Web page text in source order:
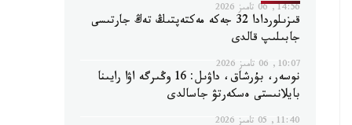
14:56, 06 تامىز 2026
قىزىلوردادا 32 جەكە مەكتەپتىڭ تەڭ جارتىسى
جابىلىپ قالدى
10:07, 06 تامىز 2026
نوسەر، بۇرشاق، داۋىل: 16 وڭىرگە اۋا رايىنا
بايلانىستى ەسكەرتۋ جاسالدى
11:40, 05 تامىز 2026